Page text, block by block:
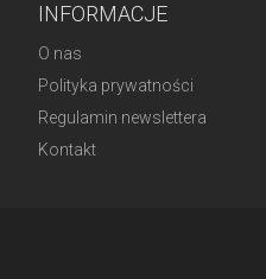
INFORMACJE
O nas
Polityka prywatności
Regulamin newslettera
Kontakt